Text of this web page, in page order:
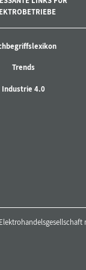
Trends
Industrie 4.0